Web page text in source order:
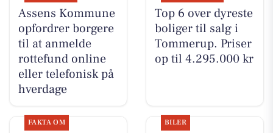
Assens Kommune
opfordrer borgere
til at anmelde
rottefund online
eller telefonisk på
hverdage
Top 6 over dyreste
boliger til salg i
Tommerup. Priser
op til 4.295.000 kr
FAKTA OM BILER